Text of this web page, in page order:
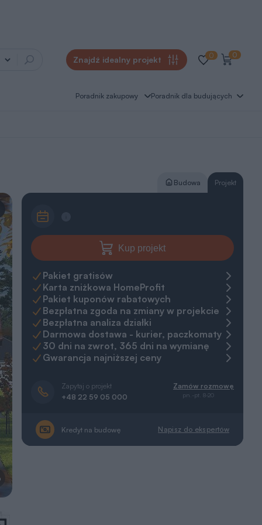
Znajdź idealny projekt 0 0
Poradnik zakupowy Poradnik dla budujących
Budowa Projekt
Kup projekt
Pakiet gratisów
Karta zniżkowa HomeProfit
Pakiet kuponów rabatowych
Bezpłatna zgoda na zmiany w projekcie
Bezpłatna analiza działki
Darmowa dostawa - kurier, paczkomaty
30 dni na zwrot, 365 dni na wymianę
Gwarancja najniższej ceny
Zapytaj o projekt
+48 22 59 05 000
Zamów rozmowę
pn.-pt. 8-20
Kredyt na budowę Napisz do ekspertów